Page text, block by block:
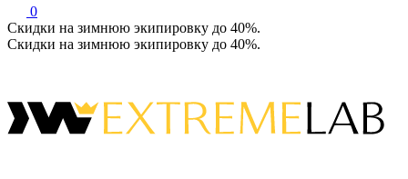
0
Скидки на зимнюю экипировку до 40%.
Скидки на зимнюю экипировку до 40%.